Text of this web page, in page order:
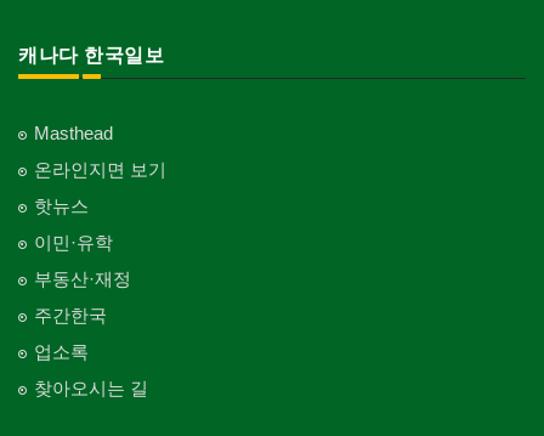
캐나다 한국일보
Masthead
온라인지면 보기
핫뉴스
이민·유학
부동산·재정
주간한국
업소록
찾아오시는 길